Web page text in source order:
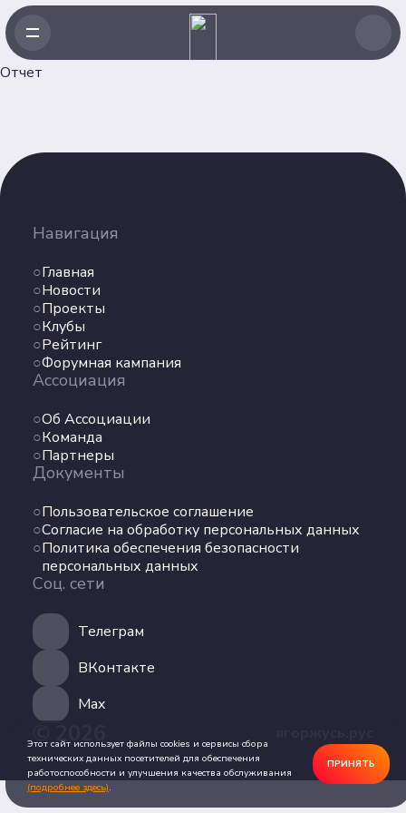
Отчет
Навигация
Главная
Новости
Проекты
Клубы
Рейтинг
Форумная кампания
Ассоциация
Об Ассоциации
Команда
Партнеры
Документы
Пользовательское соглашение
Согласие на обработку персональных данных
Политика обеспечения безопасности
персональных данных
Соц. сети
Телеграм
ВКонтакте
Max
© 2026
Главная
Новости
Проекты
Клубы
Рейтинг
Форумная кампания
Команда
Партнеры
Пользовательское соглашение
Согласие на обработку персональных данных
Политика обеспечения безопасности
персональных данных
сети
Телеграм
ВКонтакте
Max
Этот сайт использует файлы cookies и сервисы сбора
технических данных посетителей для обеспечения
работоспособности и улучшения качества обслуживания
(подробнее здесь).
ПРИНЯТЬ